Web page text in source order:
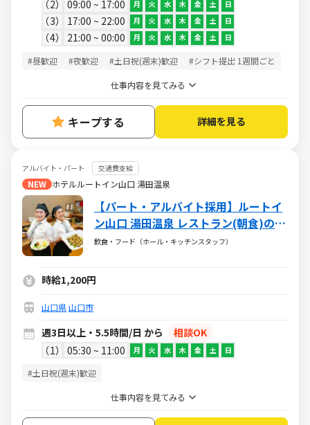
2 09:00 ~ 17:00 月 火 水 木 金 土 日
3 17:00 ~ 22:00 月 火 水 木 金 土 日
4 21:00 ~ 00:00 月 火 水 木 金 土 日
#昼歓迎 #夜歓迎 #土日祝(週末)歓迎 #シフト提出 1週間ごと
仕事内容を見てみる
キープする 詳細を見る
アルバイト・パート 交通費支給
NEW ホテルルートイン山口 湯田温泉
【パート・アルバイト採用】ルートイ
ン山口 湯田温泉 レストラン(朝食)のお
仕事
飲食・フード（ホール・キッチンスタッフ）
時給1,200円
山口県山口市
週3日以上・5.5時間/日 から
相談OK
1
05:30 ~ 11:00 月 火 水 木 金 土 日
#土日祝(週末)歓迎
仕事内容を見てみる